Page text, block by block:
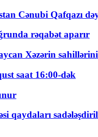
Cənubi Qafqazı
rəqabət aparır
Xəzərin
saat 16:00-dək
qaydaları